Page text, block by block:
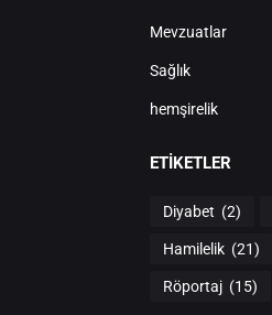
Mevzuatlar
Sağlık
hemşirelik
ETIKETLER
Diyabet (2)
Hamilelik (21)
Röportaj (15)